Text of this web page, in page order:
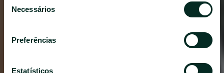
Necessários
Preferências
Estatísticos